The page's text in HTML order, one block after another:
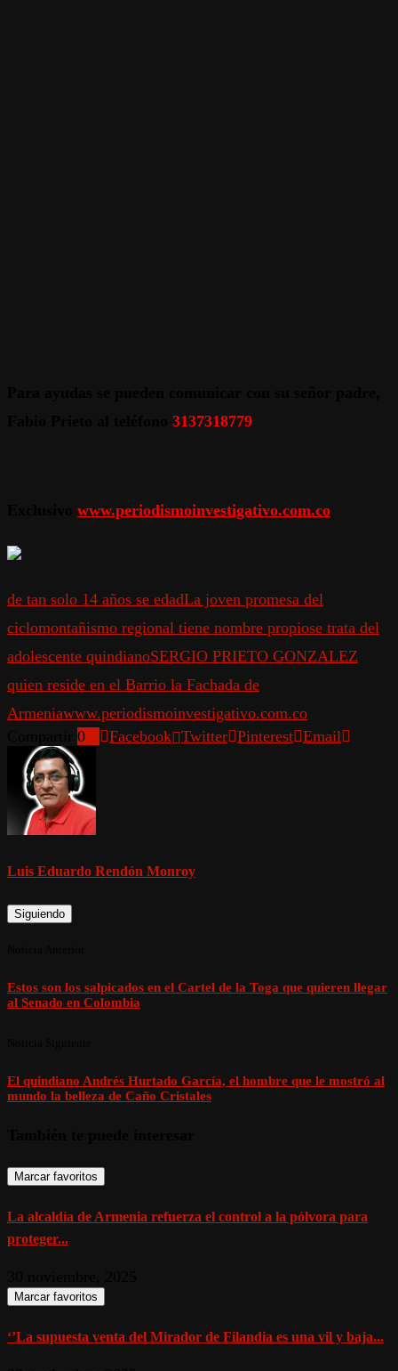
3137318779
www.periodismoinvestigativo.com.co
de tan solo 14 años se edadLa joven promesa del
ciclomontañismo regional tiene nombre propiose trata del
adolescente quindianoSERGIO PRIETO GONZALEZ
quien reside en el Barrio la Fachada de
Armeniawww.periodismoinvestigativo.com.co
0 Facebook Twitter Pinterest Email
Luis Eduardo Rendón Monroy
Siguiendo
Estos son los salpicados en el Cartel de la Toga que quieren llegar
al Senado en Colombia
El quindiano Andrés Hurtado García, el hombre que le mostró al
mundo la belleza de Caño Cristales
Marcar favoritos
La alcaldía de Armenia refuerza el control a la pólvora para
proteger...
Marcar favoritos
‘’La supuesta venta del Mirador de Filandia es una vil y baja...